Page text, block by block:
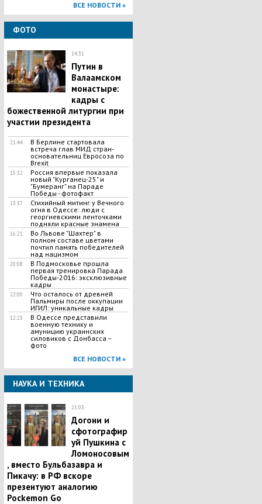
ВСЕ НОВОСТИ »
ФОТО
14:31
Путин в
Валаамском
монастыре:
кадры с
божественной литургии при
участии президента
21:44
В Берлине стартовала
встреча глав МИД стран-
основательниц Евросоза по
Brexit
15:32
Россия впервые показала
новый "Курганец-25" и
"Бумеранг" на Параде
Победы - фотофакт
13:37
Стихийный митинг у Вечного
огня в Одессе: люди с
георгиевскими ленточками
подняли красные знамена
16:21
Во Львове "Шахтер" в
полном составе цветами
почтил память победителей
над нацизмом
20:08
В Подмосковье прошла
первая тренировка Парада
Победы-2016: эксклюзивные
кадры
22:00
Что осталось от древней
Пальмиры после оккупации
ИГИЛ: уникальные кадры
12:23
В Одессе представили
военную технику и
амуницию украинских
силовиков с Донбасса –
фото
ВСЕ НОВОСТИ »
НАУКА И ТЕХНИКА
21:03
Догони и
сфотографир
уй Пушкина с
Ломоносовым
, вместо Бульбазавра и
Пикачу: в РФ вскоре
презентуют аналогию
Pockemon Go